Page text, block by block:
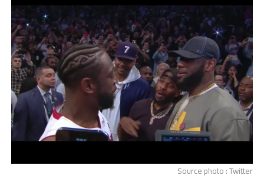
Source photo : Twitter